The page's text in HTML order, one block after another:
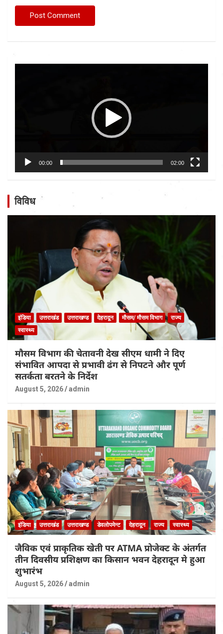
00:00 02:00
विविध
इंडिया उत्तराखंड उत्तराखण्ड देहरादून मौसम/ मौसम विभाग
राज्य
स्वास्थ्य
मौसम विभाग की चेतावनी देख सीएम धामी ने दिए
संभावित आपदा से प्रभावी ढंग से निपटने और पूर्ण
सतर्कता बरतने के निर्देश
August 5, 2026 admin
इंडिया उत्तराखंड उत्तराखण्ड डेवलोपमेन्ट देहरादून राज्य स्वास्थ्य
जैविक एवं प्राकृतिक खेती पर ATMA प्रोजेक्ट के अंतर्गत
तीन दिवसीय प्रशिक्षण का किसान भवन देहरादून मे हुआ
शुभारंभ
August 5, 2026 admin